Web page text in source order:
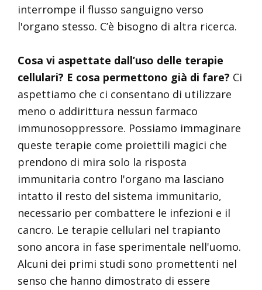
interrompe il flusso sanguigno verso
l'organo stesso. C’è bisogno di altra ricerca.
Cosa vi aspettate dall’uso delle terapie
cellulari? E cosa permettono già di fare? Ci
aspettiamo che ci consentano di utilizzare
meno o addirittura nessun farmaco
immunosoppressore. Possiamo immaginare
queste terapie come proiettili magici che
prendono di mira solo la risposta
immunitaria contro l'organo ma lasciano
intatto il resto del sistema immunitario,
necessario per combattere le infezioni e il
cancro. Le terapie cellulari nel trapianto
sono ancora in fase sperimentale nell'uomo.
Alcuni dei primi studi sono promettenti nel
senso che hanno dimostrato di essere